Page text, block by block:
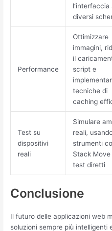
l’interfaccia
diversi
Performance
Ottimizzare
immagini,
il
script e
tecniche di
caching
Test su
dispositivi
reali
Simulare
reali,
strumenti
Stack Move
test diretti
Conclusione
Il futuro delle applicazioni web
soluzioni sempre più